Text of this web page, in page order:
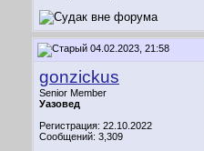
04.02.2023, 21:58
gonzickus
Senior Member
Уазовед
Регистрация: 22.10.2022
Сообщений: 3,309